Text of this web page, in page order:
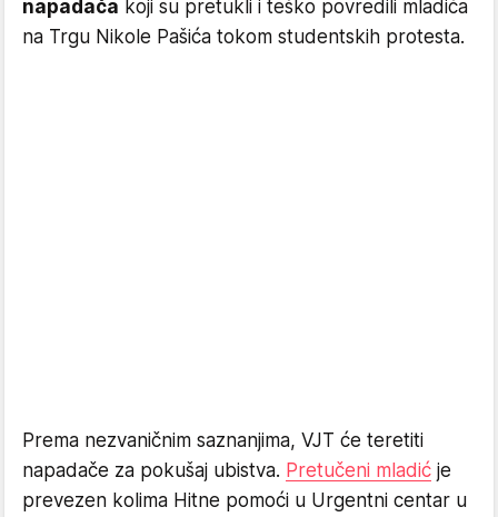
napadača koji su pretukli i teško povredili mladića
na Trgu Nikole Pašića tokom studentskih protesta.
Prema nezvaničnim saznanjima, VJT će teretiti
napadače za pokušaj ubistva. Pretučeni mladić je
prevezen kolima Hitne pomoći u Urgentni centar u